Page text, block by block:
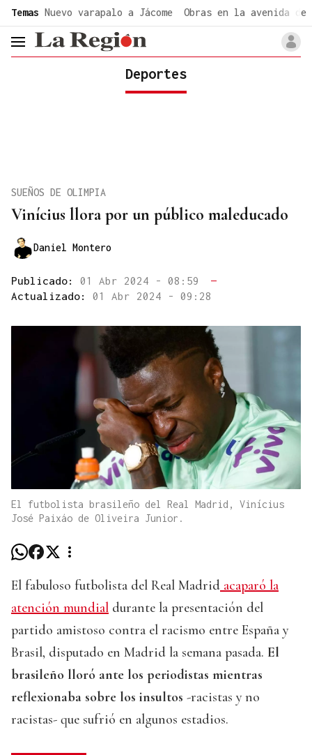
Temas Nuevo varapalo a Jácome Obras en la avenida de
header.menu.open
Deportes
Vinícius llora por un público maleducado
SUEÑOS DE OLIMPIA
Daniel Montero
Publicado: 01 Abr 2024 - 08:59
—
Actualizado: 01 Abr 2024 - 09:28
El futbolista brasileño del Real Madrid, Vinícius
José Paixáo de Oliveira Junior.
El fabuloso futbolista del Real Madrid acaparó la
atención mundial durante la presentación del
partido amistoso contra el racismo entre España y
Brasil, disputado en Madrid la semana pasada. El
brasileño lloró ante los periodistas mientras
reflexionaba sobre los insultos -racistas y no
racistas- que sufrió en algunos estadios.